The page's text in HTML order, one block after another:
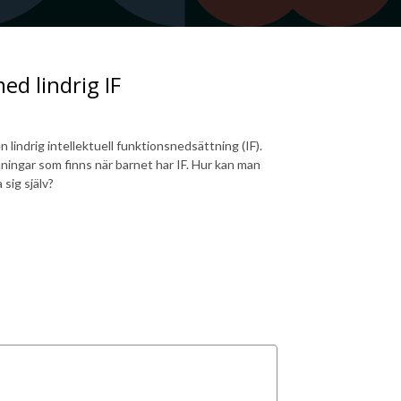
lindrig IF
lindrig intellektuell funktionsnedsättning (IF).
som finns när barnet har IF. Hur kan man
själv?